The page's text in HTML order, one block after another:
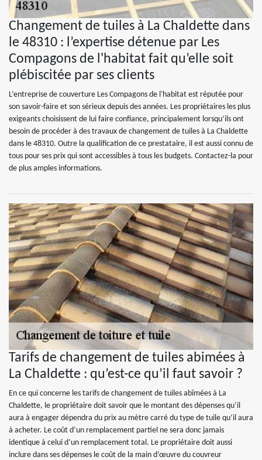
Changement de tuiles à La Chaldette dans
le 48310 : l’expertise détenue par Les
Compagons de l'habitat fait qu’elle soit
plébiscitée par ses clients
L’entreprise de couverture Les Compagons de l'habitat est réputée pour
son savoir-faire et son sérieux depuis des années. Les propriétaires les plus
exigeants choisissent de lui faire confiance, principalement lorsqu’ils ont
besoin de procéder à des travaux de changement de tuiles à La Chaldette
dans le 48310. Outre la qualification de ce prestataire, il est aussi connu de
tous pour ses prix qui sont accessibles à tous les budgets. Contactez-la pour
de plus amples informations.
Tarifs de changement de tuiles abimées à
La Chaldette : qu’est-ce qu’il faut savoir ?
En ce qui concerne les tarifs de changement de tuiles abîmées à La
Chaldette, le propriétaire doit savoir que le montant des dépenses qu’il
aura à engager dépendra du prix au mètre carré du type de tuile qu’il aura
à acheter. Le coût d’un remplacement partiel ne sera donc jamais
identique à celui d’un remplacement total. Le propriétaire doit aussi
inclure dans ses dépenses le coût de la main d’œuvre du couvreur